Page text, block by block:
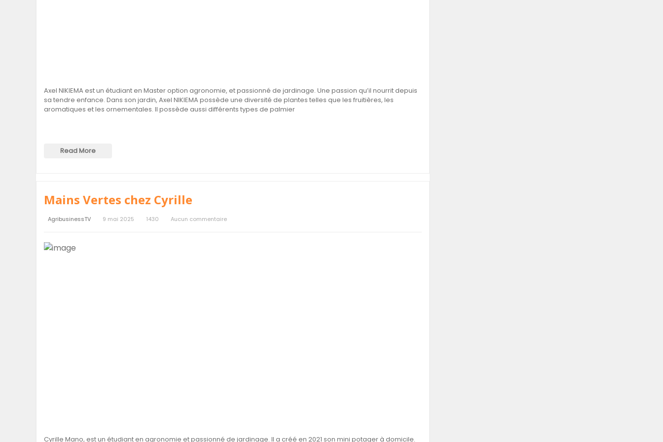
Axel NIKIEMA est un étudiant en Master option agronomie, et passionné de jardinage. Une passion qu’il nourrit depuis
sa tendre enfance. Dans son jardin, Axel NIKIEMA possède une diversité de plantes telles que les fruitières, les
aromatiques et les ornementales. Il possède aussi différents types de palmier
Read More
Mains Vertes chez Cyrille
AgribusinessTV 9 mai 2025 1430 Aucun commentaire
Cyrille Mano, est un étudiant en agronomie et passionné de jardinage. Il a créé en 2021 son mini potager à domicile.